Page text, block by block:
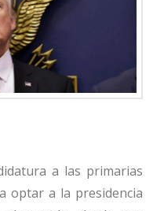
a las primarias
optar a la presidencia